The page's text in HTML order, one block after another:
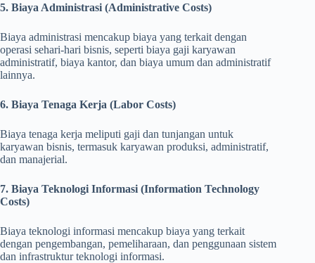
5. Biaya Administrasi (Administrative Costs)
Biaya administrasi mencakup biaya yang terkait dengan
operasi sehari-hari bisnis, seperti biaya gaji karyawan
administratif, biaya kantor, dan biaya umum dan administratif
lainnya.
6. Biaya Tenaga Kerja (Labor Costs)
Biaya tenaga kerja meliputi gaji dan tunjangan untuk
karyawan bisnis, termasuk karyawan produksi, administratif,
dan manajerial.
7. Biaya Teknologi Informasi (Information Technology
Costs)
Biaya teknologi informasi mencakup biaya yang terkait
dengan pengembangan, pemeliharaan, dan penggunaan sistem
dan infrastruktur teknologi informasi.